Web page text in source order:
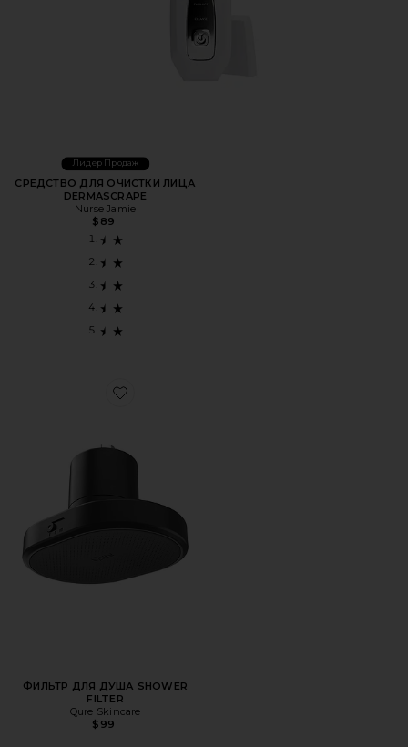
Лидер Продаж
СРЕДСТВО ДЛЯ ОЧИСТКИ ЛИЦА
DERMASCRAPE
Nurse Jamie
$89
Favorite ФИЛЬТР ДЛЯ ДУША SHOWER FILTER
ФИЛЬТР ДЛЯ ДУША SHOWER
FILTER
Qure Skincare
$99